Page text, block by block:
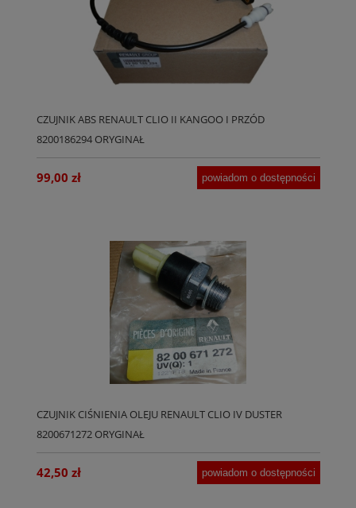
CZUJNIK ABS RENAULT CLIO II KANGOO I PRZÓD
8200186294 ORYGINAŁ
99,00 zł powiadom o dostępności
CZUJNIK CIŚNIENIA OLEJU RENAULT CLIO IV DUSTER
8200671272 ORYGINAŁ
42,50 zł powiadom o dostępności